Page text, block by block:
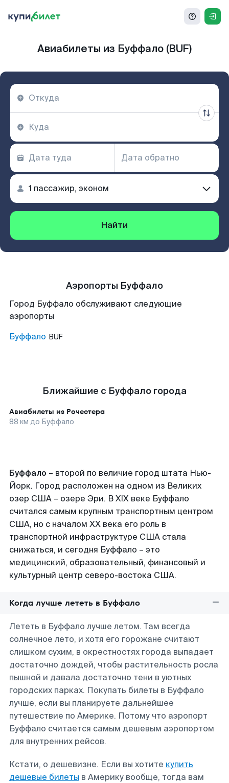
Авиабилеты из Буффало (BUF)
Найти
Аэропорты Буффало
Город Буффало обслуживают следующие
аэропорты
Буффало BUF
Ближайшие с Буффало города
Авиабилеты из Рочестера
88 км до Буффало
Буффало – второй по величие город штата Нью-
Йорк. Город расположен на одном из Великих
озер США – озере Эри. В XIX веке Буффало
считался самым крупным транспортным центром
США, но с началом ХХ века его роль в
транспортной инфраструктуре США стала
снижаться, и сегодня Буффало – это
медицинский, образовательный, финансовый и
культурный центр северо-востока США.
Когда лучше лететь в Буффало
Лететь в Буффало лучше летом. Там всегда
солнечное лето, и хотя его горожане считают
слишком сухим, в окрестностях города выпадает
достаточно дождей, чтобы растительность росла
пышной и давала достаточно тени в уютных
городских парках. Покупать билеты в Буффало
лучше, если вы планируете дальнейшее
путешествие по Америке. Потому что аэропорт
Буффало считается самым дешевым аэропортом
для внутренних рейсов.
Кстати, о дешевизне. Если вы хотите купить
дешевые билеты в Америку вообще, тогда вам